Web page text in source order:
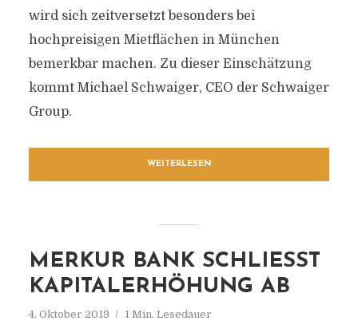
wird sich zeitversetzt besonders bei
hochpreisigen Mietflächen in München
bemerkbar machen. Zu dieser Einschätzung
kommt Michael Schwaiger, CEO der Schwaiger
Group.
WEITERLESEN
MERKUR BANK SCHLIESST K
APITALERHÖHUNG AB
4. Oktober 2019 1 Min. Lesedauer